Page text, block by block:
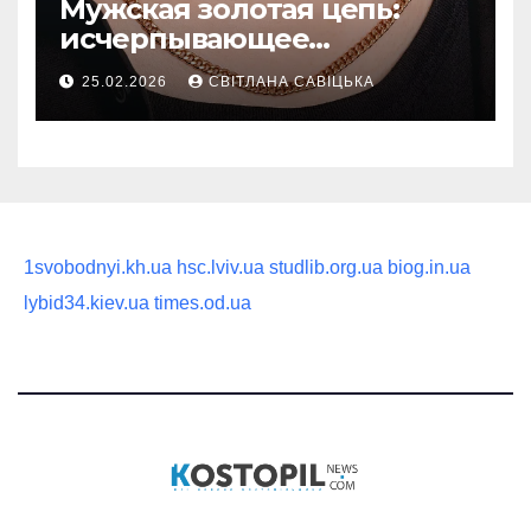
Мужская золотая цепь:
исчерпывающее
руководство по выбору
статусного украшения
25.02.2026 СВІТЛАНА САВІЦЬКА
1svobodnyi.kh.ua hsc.lviv.ua studlib.org.ua biog.in.ua
lybid34.kiev.ua times.od.ua